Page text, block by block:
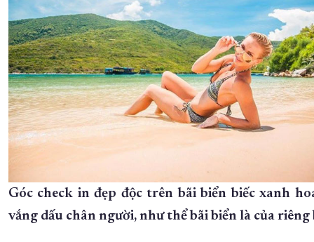
Góc check in đẹp độc trên bãi biển biếc xanh
vắng dấu chân người, như thể bãi biển là của riêng